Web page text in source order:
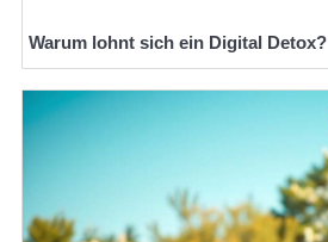
Warum lohnt sich ein Digital Detox?